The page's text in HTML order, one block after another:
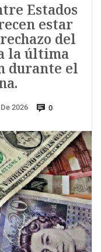
Estados
estar
del
la última
durante el
2026 0